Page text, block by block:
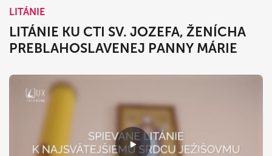
LITÁNIE
LITÁNIE KU CTI SV. JOZEFA, ŽENÍCHA
PREBLAHOSLAVENEJ PANNY MÁRIE